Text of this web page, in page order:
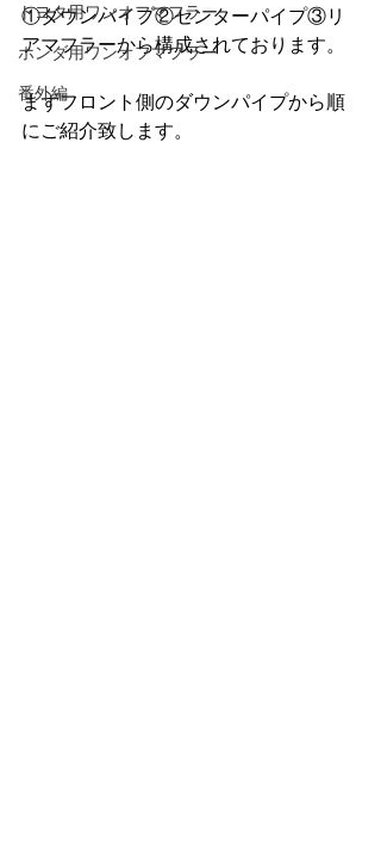
トヨタ用ワンオフマフラー
ホンダ用ワンオフマフラー
番外編
①ダウンパイプ②センターパイプ③リ
アマフラーから構成されております。
まずフロント側のダウンパイプから順
にご紹介致します。